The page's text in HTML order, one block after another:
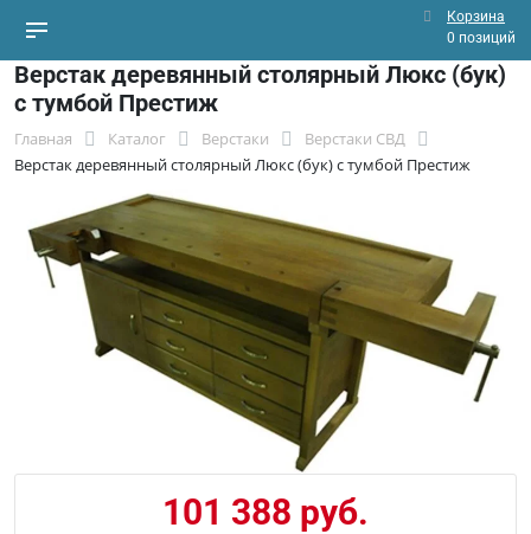
Корзина
0 позиций
Верстак деревянный столярный Люкс (бук)
с тумбой Престиж
Главная Каталог Верстаки
Верстаки СВД
Верстак деревянный столярный Люкс (бук) с тумбой Престиж
101 388 руб.